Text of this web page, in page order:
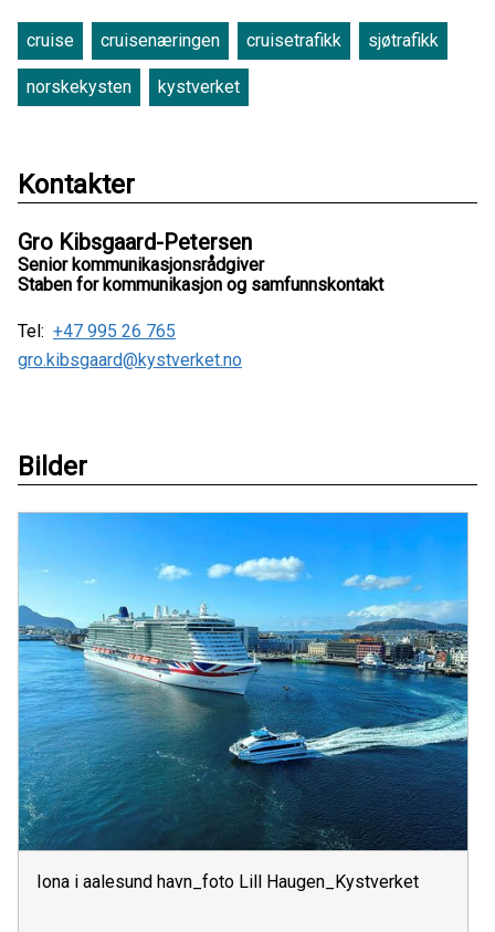
cruise cruisenæringen cruisetrafikk sjøtrafikk
norskekysten kystverket
Kontakter
Gro Kibsgaard-Petersen
Senior kommunikasjonsrådgiver
Staben for kommunikasjon og samfunnskontakt
Tel: +47 995 26 765
gro.kibsgaard@kystverket.no
Bilder
Iona i aalesund havn_foto Lill Haugen_Kystverket